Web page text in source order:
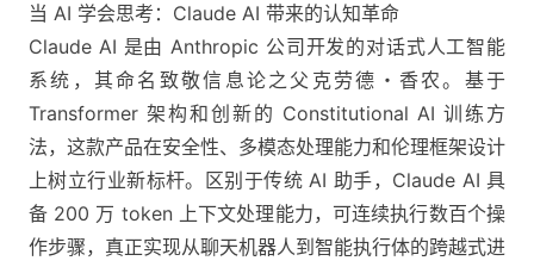
当 AI 学会思考：Claude AI 带来的认知革命
Claude AI 是由 Anthropic 公司开发的对话式人工智能
系统，其命名致敬信息论之父克劳德・香农。基于
Transformer 架构和创新的 Constitutional AI 训练方
法，这款产品在安全性、多模态处理能力和伦理框架设计
上树立行业新标杆。区别于传统 AI 助手，Claude AI 具
备 200 万 token 上下文处理能力，可连续执行数百个操
作步骤，真正实现从聊天机器人到智能执行体的跨越式进